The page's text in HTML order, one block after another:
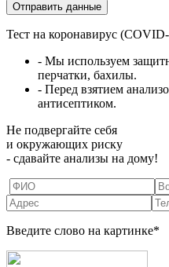
Тест на коронавирус
- Мы используем
перчатки, бахилы.
- Перед взятием
антисептиком.
Не подвергайте себя
и окружающих риску
- сдавайте анализы на дому!
Введите слово на картинке*